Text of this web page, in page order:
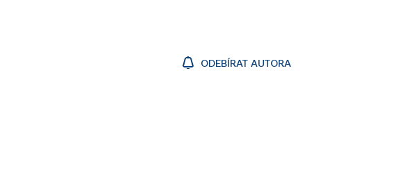
ODEBÍRAT AUTORA